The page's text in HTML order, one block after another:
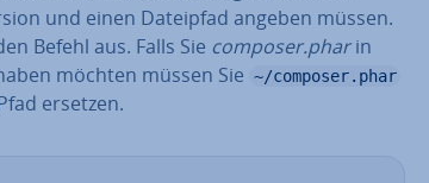
und einen Dateipfad angeben müssen.
Befehl aus. Falls Sie composer.pharin
möchten müssen Sie ~/composer.phar
ersetzen.